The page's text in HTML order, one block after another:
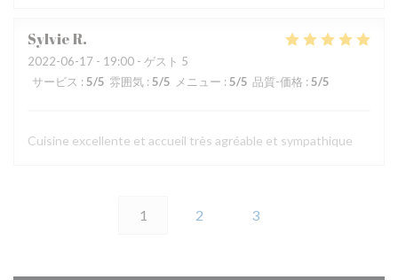
SylvieR
2022-06-17 - 19:00 - ゲスト 5
サービス : 5/5 雰囲気 : 5/5 メニュー : 5/5 品質-価格 : 5/5
Cuisine excellente et accueil très agréable et sympathique
1 2 3